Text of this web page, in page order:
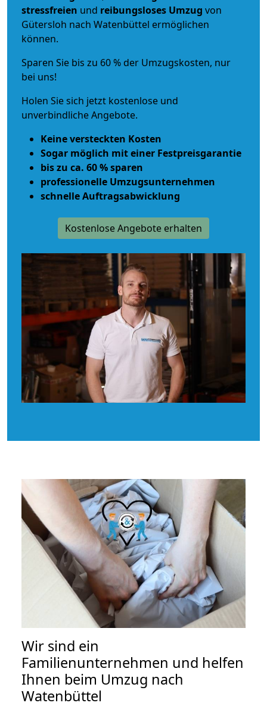
stressfreien und reibungsloses Umzug von
Gütersloh nach Watenbüttel ermöglichen
können.
Sparen Sie bis zu 60 % der Umzugskosten, nur
bei uns!
Holen Sie sich jetzt kostenlose und
unverbindliche Angebote.
Keine versteckten Kosten
Sogar möglich mit einer Festpreisgarantie
bis zu ca. 60 % sparen
professionelle Umzugsunternehmen
schnelle Auftragsabwicklung
Kostenlose Angebote erhalten
Wir sind ein
Familienunternehmen und helfen
Ihnen beim Umzug nach
Watenbüttel